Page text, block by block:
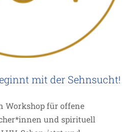
mit der Sehnsucht!
Workshop für offene
und spirituell